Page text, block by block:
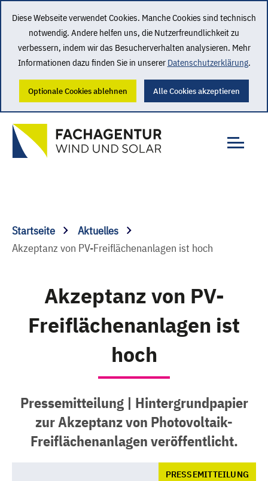
Diese Webseite verwendet Cookies. Manche Cookies sind technisch
notwendig. Andere helfen uns, die Nutzerfreundlichkeit zu
verbessern, indem wir das Besucherverhalten analysieren. Mehr
Informationen dazu finden Sie in unserer Datenschutzerklärung.
Optionale Cookies ablehnen Alle Cookies akzeptieren
Startseite
Aktuelles
Akzeptanz von PV-Freiflächenanlagen ist hoch
Akzeptanz von PV-
Freiflächenanlagen ist
hoch
Pressemitteilung | Hintergrundpapier
zur Akzeptanz von Photovoltaik-
Freiflächenanlagen veröffentlicht.
PRESSEMITTEILUNG